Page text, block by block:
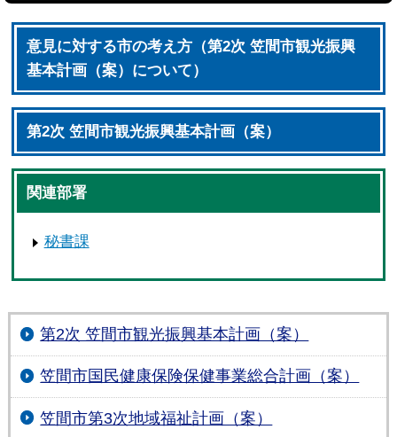
意見に対する市の考え方（第2次 笠間市観光振興
基本計画（案）について）
第2次 笠間市観光振興基本計画（案）
関連部署
秘書課
第2次 笠間市観光振興基本計画（案）
笠間市国民健康保険保健事業総合計画（案）
笠間市第3次地域福祉計画（案）